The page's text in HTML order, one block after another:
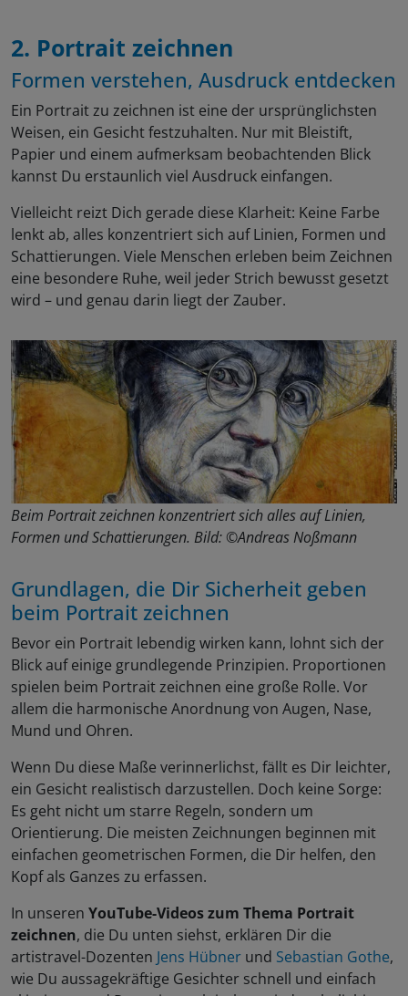
2. Portrait zeichnen
Formen verstehen, Ausdruck entdecken
Ein Portrait zu zeichnen ist eine der ursprünglichsten
Weisen, ein Gesicht festzuhalten. Nur mit Bleistift,
Papier und einem aufmerksam beobachtenden Blick
kannst Du erstaunlich viel Ausdruck einfangen.
Vielleicht reizt Dich gerade diese Klarheit: Keine Farbe
lenkt ab, alles konzentriert sich auf Linien, Formen und
Schattierungen. Viele Menschen erleben beim Zeichnen
eine besondere Ruhe, weil jeder Strich bewusst gesetzt
wird – und genau darin liegt der Zauber.
Beim Portrait zeichnen konzentriert sich alles auf Linien,
Formen und Schattierungen. Bild: ©Andreas Noßmann
Grundlagen, die Dir Sicherheit geben
beim Portrait zeichnen
Bevor ein Portrait lebendig wirken kann, lohnt sich der
Blick auf einige grundlegende Prinzipien. Proportionen
spielen beim Portrait zeichnen eine große Rolle. Vor
allem die harmonische Anordnung von Augen, Nase,
Mund und Ohren.
Wenn Du diese Maße verinnerlichst, fällt es Dir leichter,
ein Gesicht realistisch darzustellen. Doch keine Sorge:
Es geht nicht um starre Regeln, sondern um
Orientierung. Die meisten Zeichnungen beginnen mit
einfachen geometrischen Formen, die Dir helfen, den
Kopf als Ganzes zu erfassen.
In unseren YouTube-Videos zum Thema Portrait
zeichnen, die Du unten siehst, erklären Dir die
artistravel-Dozenten Jens Hübner und Sebastian Gothe,
wie Du aussagekräftige Gesichter schnell und einfach